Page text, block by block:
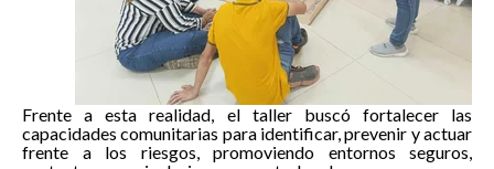
Frente a esta realidad, el taller buscó fortalecer las
capacidades comunitarias para identificar, prevenir y actuar
frente a los riesgos, promoviendo entornos seguros,